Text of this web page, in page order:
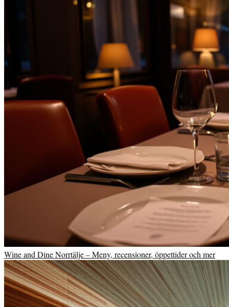
Wine and Dine Norrtälje – Meny, recensioner, öppettider och mer